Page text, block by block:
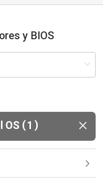
y BIOS
OS (1 )